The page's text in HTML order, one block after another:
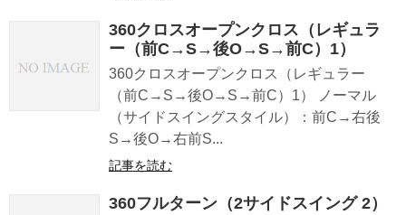
360クロスオープンクロス（レギュラ
ー（前C→S→後O→S→前C）1）
360クロスオープンクロス（レギュラー
（前C→S→後O→S→前C）1） ノーマル
（サイドスイングスタイル）：前C→右後
S→後O→右前S...
記事を読む
360フルターン（2サイドスイング 2）